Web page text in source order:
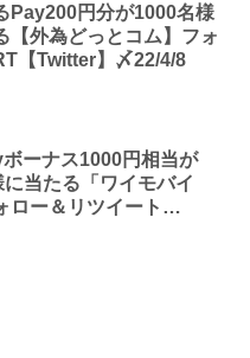
Pay200円分が1000名様
【外為どっとコム】フォ
【Twitter】〆22/4/8
ーナス1000円相当が
当たる「ワイモバイ
ロー＆リツイート